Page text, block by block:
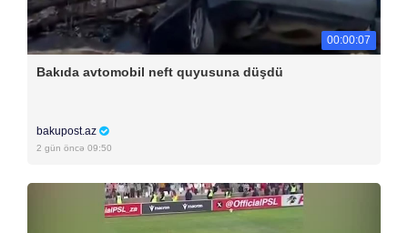
00:00:07
Bakıda avtomobil neft quyusuna düşdü
bakupost.az
2 gün öncə 09:50